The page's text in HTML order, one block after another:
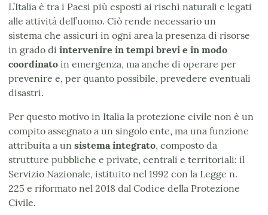
L’Italia è tra i Paesi più esposti ai rischi naturali e legati
alle attività dell’uomo. Ciò rende necessario un
sistema che assicuri in ogni area la presenza di risorse
in grado di intervenire in tempi brevi e in modo
coordinato in emergenza, ma anche di operare per
prevenire e, per quanto possibile, prevedere eventuali
disastri.
Per questo motivo in Italia la protezione civile non è un
compito assegnato a un singolo ente, ma una funzione
attribuita a un sistema integrato, composto da
strutture pubbliche e private, centrali e territoriali: il
Servizio Nazionale, istituito nel 1992 con la Legge n.
225 e riformato nel 2018 dal Codice della Protezione
Civile.